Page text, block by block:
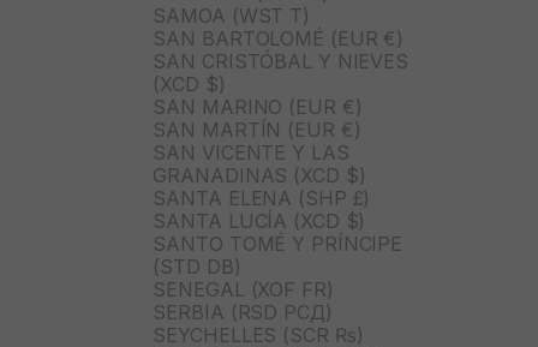
SAMOA (WST T)
SAN BARTOLOMÉ (EUR €)
SAN CRISTÓBAL Y NIEVES
(XCD $)
SAN MARINO (EUR €)
SAN MARTÍN (EUR €)
SAN VICENTE Y LAS
GRANADINAS (XCD $)
SANTA ELENA (SHP £)
SANTA LUCÍA (XCD $)
SANTO TOMÉ Y PRÍNCIPE
(STD DB)
SENEGAL (XOF FR)
SERBIA (RSD РСД)
SEYCHELLES (SCR ₨)